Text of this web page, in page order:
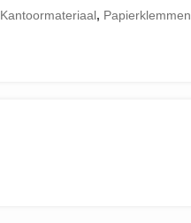
Kantoormateriaal, Papierklemmen,